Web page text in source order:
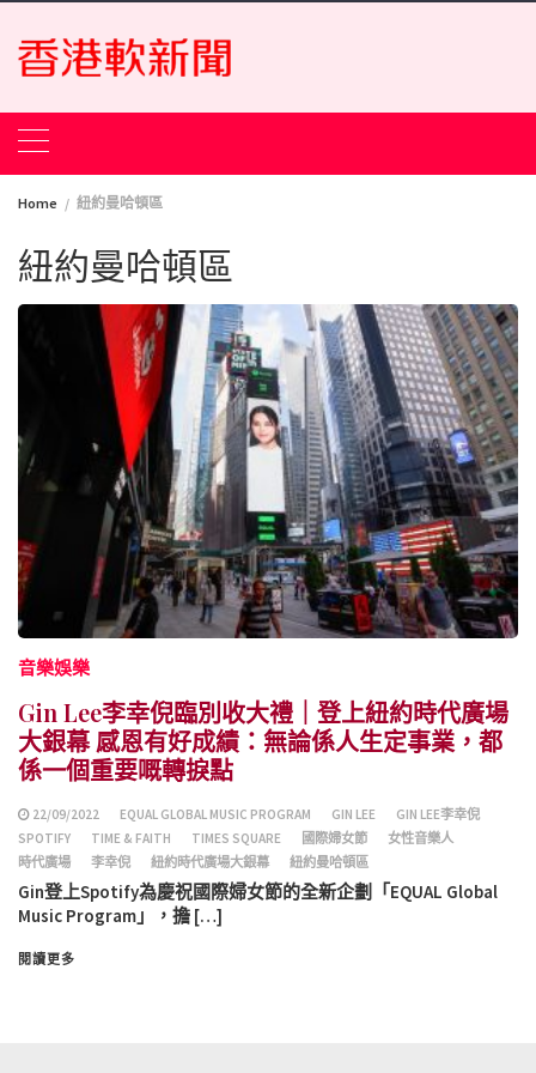
Skip
content
Home 紐約曼哈頓區
紐約曼哈頓區
音樂娛樂
Gin Lee李幸倪臨別收大禮｜登上紐約時代廣場
大銀幕 感恩有好成績：無論係人生定事業，都
係一個重要嘅轉捩點
22/09/2022 EQUAL GLOBAL MUSIC PROGRAM GIN LEE
GIN LEE李幸倪
SPOTIFY
TIME & FAITH TIMES SQUARE 國際婦女節
女性音樂人
時代廣場
李幸倪 紐約時代廣場大銀幕 紐約曼哈頓區
Gin登上Spotify為慶祝國際婦女節的全新企劃「EQUAL Global
Music Program」，擔 […]
閱讀更多